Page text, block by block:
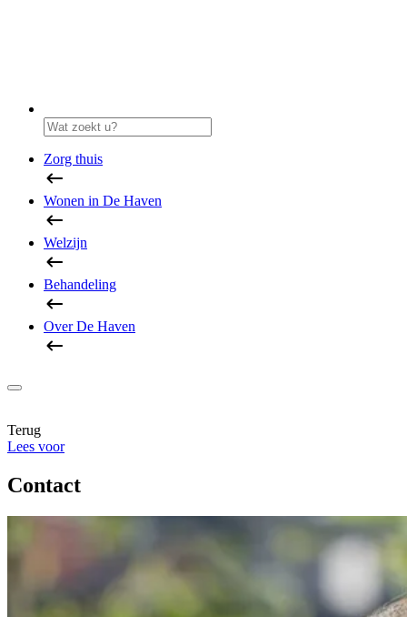
Zorg thuis
Wonen in De Haven
Welzijn
Behandeling
Over De Haven
Terug
Lees voor
Contact